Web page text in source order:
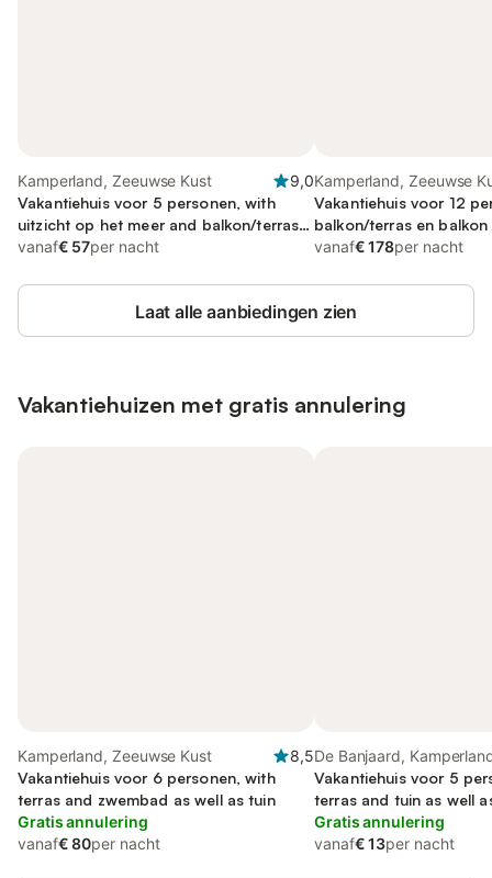
Kamperland, Zeeuwse Kust
9,0
Vakantiehuis voor 5 personen, with
uitzicht op het meer and balkon/terras
as well as terras
vanaf€ 57per nacht
Kamperland, Zeeuwse
Vakantiehuis voor 12
balkon/terras en balkon
vanaf€ 178per nacht
Laat alle aanbiedingen zien
Vakantiehuizen met gratis annulering
Kamperland, Zeeuwse Kust
8,5
Vakantiehuis voor 6 personen, with
terras and zwembad as well as tuin
Gratis annulering
vanaf€ 80per nacht
De Banjaard,
Vakantiehuis voor 5
terras and tuin as well
Gratis annulering
vanaf€ 13per nacht